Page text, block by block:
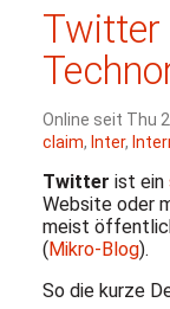
Twitter
Online seit Thu
claim, Inter,
Twitter ist ein
Website oder
meist
(Mikro-Blog).
So die kurze